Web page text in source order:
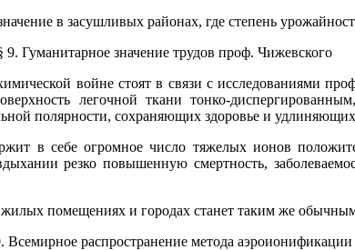
в засушливых районах, где степень
9. Гуманитарное значение трудов проф. Чижевского
войне стоят в связи с исследованиями
легочной ткани тонко-
полярности, сохраняющих здоровье и
в себе огромное число тяжелых ионов
резко повышенную смертность,
помещениях и городах станет таким же
Всемирное распространение метода аэроионификации